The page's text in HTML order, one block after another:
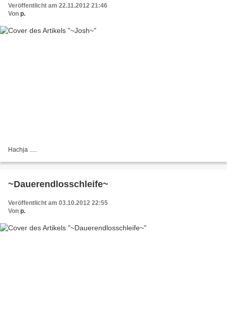
Veröffentlicht am 22.11.2012 21:46
Von p.
Hachja .....
~Dauerendlosschleife~
Veröffentlicht am 03.10.2012 22:55
Von p.